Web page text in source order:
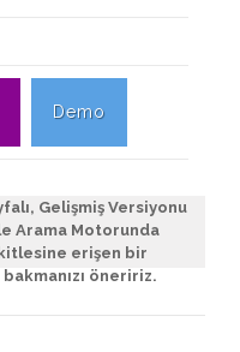
Demo
Gelişmiş Versiyonu
Arama Motorunda
kitlesine erişen bir
öneririz.